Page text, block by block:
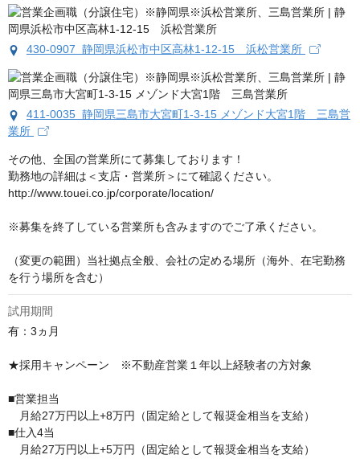
430-0907 静岡県浜松市中区高林1-12-15 浜松営業所
411-0035 静岡県三島市大宮町1-3-15 メゾンド大宮1階 三島営
業所
その他、全国の営業所にて募集しております！
勤務地の詳細は＜支店・営業所＞にて確認ください。
http://www.touei.co.jp/corporate/location/
※募集を終了している営業所も含みますのでご了承ください。
（変更の範囲）当社拠点全般、会社の定める場所（海外、在宅勤務
を行う場所を含む）
試用期間
有：3ヵ月
★採用キャンペーン　※不動産営業１年以上経験者の方対象
■営業担当
月給27万円以上+8万円（固定給として報奨金相当を支給）
■仕入4当
月給27万円以上+5万円（固定給として報奨金相当を支給）